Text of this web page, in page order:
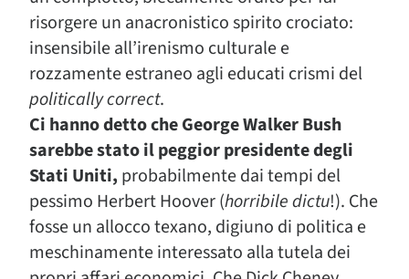
risorgere un anacronistico spirito crociato:
insensibile all’irenismo culturale e
rozzamente estraneo agli educati crismi del
politically correct.
Ci hanno detto che George Walker Bush
sarebbe stato il peggior presidente degli
Stati Uniti, probabilmente dai tempi del
pessimo Herbert Hoover (horribile dictu!). Che
fosse un allocco texano, digiuno di politica e
meschinamente interessato alla tutela dei